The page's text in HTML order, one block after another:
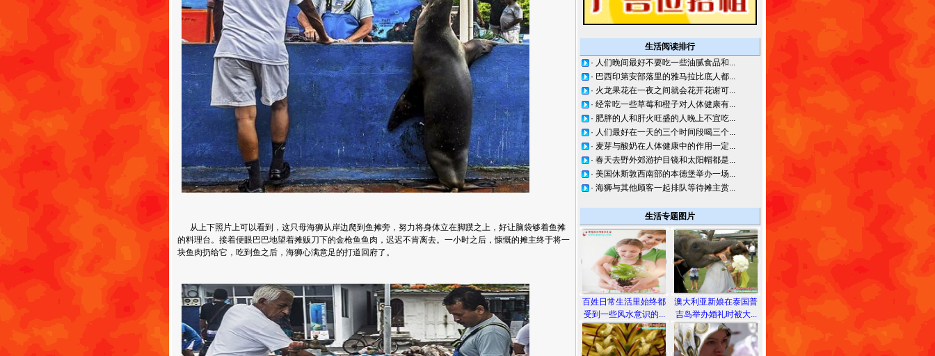
从上下照片上可以看到，这只母海狮从岸边爬到鱼摊旁，努力将身体立在脚蹼之上，好让脑袋够着鱼摊
的料理台。接着便眼巴巴地望着摊贩刀下的金枪鱼鱼肉，迟迟不肯离去。一小时之后，慷慨的摊主终于将一
块鱼肉扔给它，吃到鱼之后，海狮心满意足的打道回府了。
生活阅读排行
· 人们晚间最好不要吃一些油腻食品和...
· 巴西印第安部落里的雅马拉比底人都...
· 火龙果花在一夜之间就会花开花谢可...
· 经常吃一些草莓和橙子对人体健康有...
· 肥胖的人和肝火旺盛的人晚上不宜吃...
· 人们最好在一天的三个时间段喝三个...
· 麦芽与酸奶在人体健康中的作用一定...
· 春天去野外郊游护目镜和太阳帽都是...
· 美国休斯敦西南部的本德堡举办一场...
· 海狮与其他顾客一起排队等待摊主赏...
生活专题图片
百姓日常生活里始终都
受到一些风水意识的...
澳大利亚新娘在泰国普
吉岛举办婚礼时被大...